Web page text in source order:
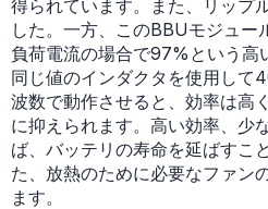
得られています。また、リップ
した。一方、このBBUモジュ
負荷電流の場合で97%という高
同じ値のインダクタを使用して
波数で動作させると、効率は高
に抑えられます。高い効率、少
ば、バッテリの寿命を延ばすこ
た、放熱のために必要なファン
ます。